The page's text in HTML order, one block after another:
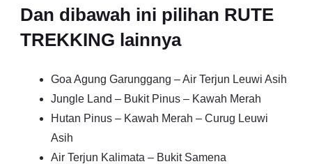
Dan dibawah ini pilihan RUTE
TREKKING lainnya
Goa Agung Garunggang – Air Terjun Leuwi Asih
Jungle Land – Bukit Pinus – Kawah Merah
Hutan Pinus – Kawah Merah – Curug Leuwi
Asih
Air Terjun Kalimata – Bukit Samena